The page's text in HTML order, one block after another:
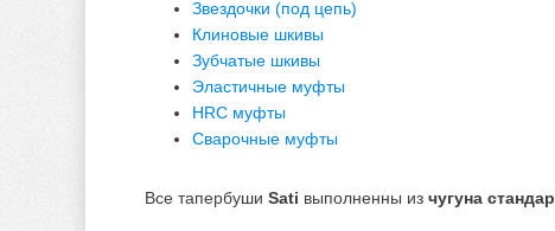
Звездочки (под цепь)
Клиновые шкивы
Зубчатые шкивы
Эластичные муфты
HRC муфты
Сварочные муфты
Все тапербуши Sati выполненны из чугуна